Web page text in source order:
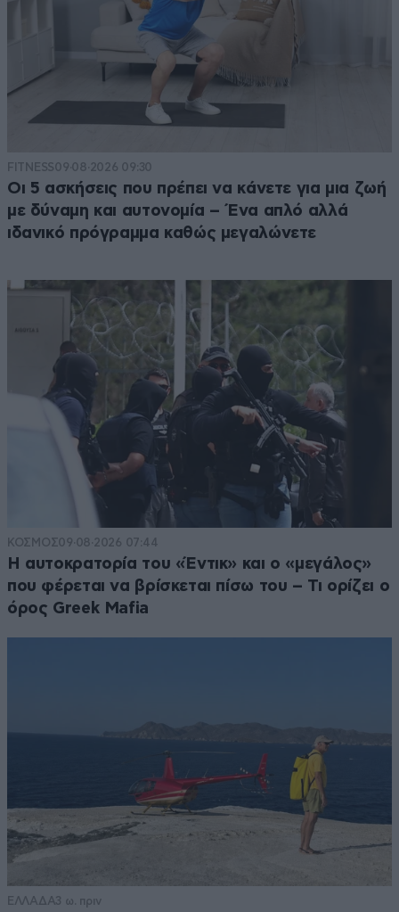
FITNESS09·08·2026 09:30
Οι 5 ασκήσεις που πρέπει να κάνετε για μια ζωή
με δύναμη και αυτονομία – Ένα απλό αλλά
ιδανικό πρόγραμμα καθώς μεγαλώνετε
ΚΟΣΜΟΣ09·08·2026 07:44
Η αυτοκρατορία του «Έντικ» και ο «μεγάλος»
που φέρεται να βρίσκεται πίσω του – Τι ορίζει ο
όρος Greek Mafia
ΕΛΛΑΔΑ3 ω. πριν